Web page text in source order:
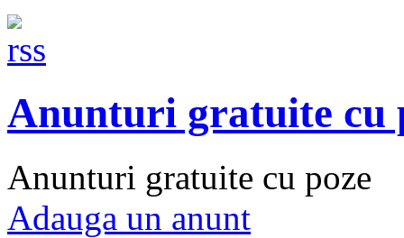
Anunturi gratuite cu
Anunturi gratuite cu poze
Adauga un anunt